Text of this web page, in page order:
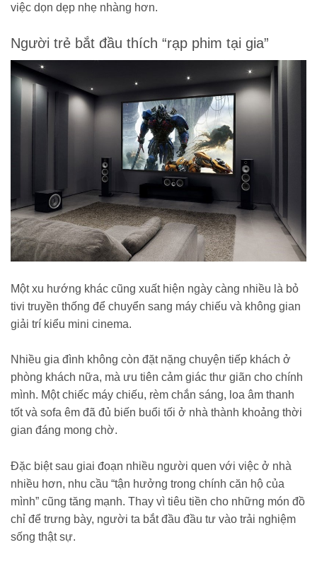
việc dọn dẹp nhẹ nhàng hơn.
Người trẻ bắt đầu thích “rạp phim tại gia”
Một xu hướng khác cũng xuất hiện ngày càng nhiều là bỏ
tivi truyền thống để chuyển sang máy chiếu và không gian
giải trí kiểu mini cinema.
Nhiều gia đình không còn đặt nặng chuyện tiếp khách ở
phòng khách nữa, mà ưu tiên cảm giác thư giãn cho chính
mình. Một chiếc máy chiếu, rèm chắn sáng, loa âm thanh
tốt và sofa êm đã đủ biến buổi tối ở nhà thành khoảng thời
gian đáng mong chờ.
Đặc biệt sau giai đoạn nhiều người quen với việc ở nhà
nhiều hơn, nhu cầu “tận hưởng trong chính căn hộ của
mình” cũng tăng mạnh. Thay vì tiêu tiền cho những món đồ
chỉ để trưng bày, người ta bắt đầu đầu tư vào trải nghiệm
sống thật sự.